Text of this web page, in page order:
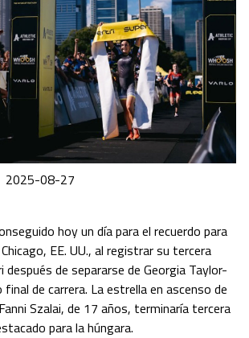
2025-08-27
hoy un día para el recuerdo para
EE. UU., al registrar su tercera
de separarse de Georgia Taylor-
de carrera. La estrella en ascenso de
Szalai, de 17 años, terminaría tercera
para la húngara.